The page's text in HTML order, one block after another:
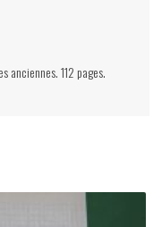
anciennes. 112 pages.